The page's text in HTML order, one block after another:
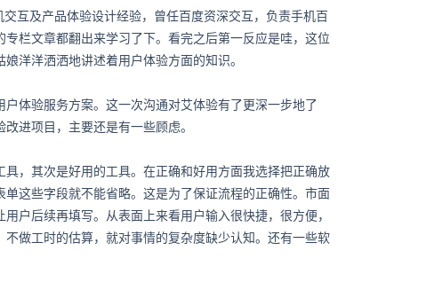
互及产品体验设计经验，曾任百度资深交互，负责手机百
栏文章都翻出来学习了下。看完之后第一反应是哇，这位
洋洋洒洒地讲述着用户体验方面的知识。
体验服务方案。这一次沟通对艾体验有了更深一步地了
进项目，主要还是有一些顾虑。
，其次是好用的工具。在正确和好用方面我选择把正确放
这些字段就不能省略。这是为了保证流程的正确性。市面
户后续再填写。从表面上来看用户输入很快捷，很方便，
做工时的估算，就对事情的复杂度缺少认知。还有一些软